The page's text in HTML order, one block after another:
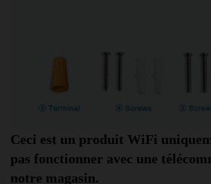
Ceci est un produit WiFi
pas fonctionner avec une
notre magasin.